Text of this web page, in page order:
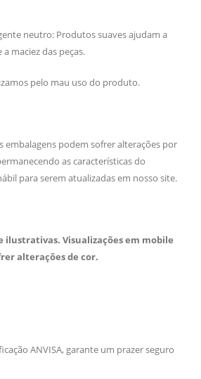
neutro: Produtos suaves ajudam a
maciez das peças.
pelo mau uso do produto.
embalagens podem sofrer alterações por
as características do
para serem atualizadas em nosso site.
ilustrativas. Visualizações em mobile
alterações de cor.
ANVISA, garante um prazer seguro